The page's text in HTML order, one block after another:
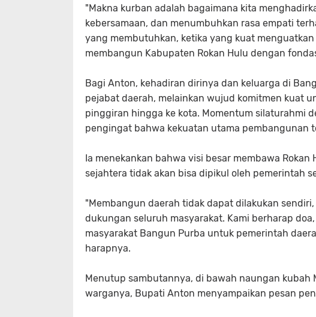
​"Makna kurban adalah bagaimana kita
kebersamaan, dan menumbuhkan rasa empati
yang membutuhkan, ketika yang kuat
membangun Kabupaten Rokan Hulu dengan
​Bagi Anton, kehadiran dirinya dan keluarga di
pejabat daerah, melainkan wujud komitmen kuat
pinggiran hingga ke kota. Momentum silaturahmi
pengingat bahwa kekuatan utama pembangunan
​Ia menekankan bahwa visi besar membawa
sejahtera tidak akan bisa dipikul oleh pemerintah
​"Membangun daerah tidak dapat dilakukan
dukungan seluruh masyarakat. Kami berharap
masyarakat Bangun Purba untuk pemerintah
harapnya.
​Menutup sambutannya, di bawah naungan
warganya, Bupati Anton menyampaikan pesan